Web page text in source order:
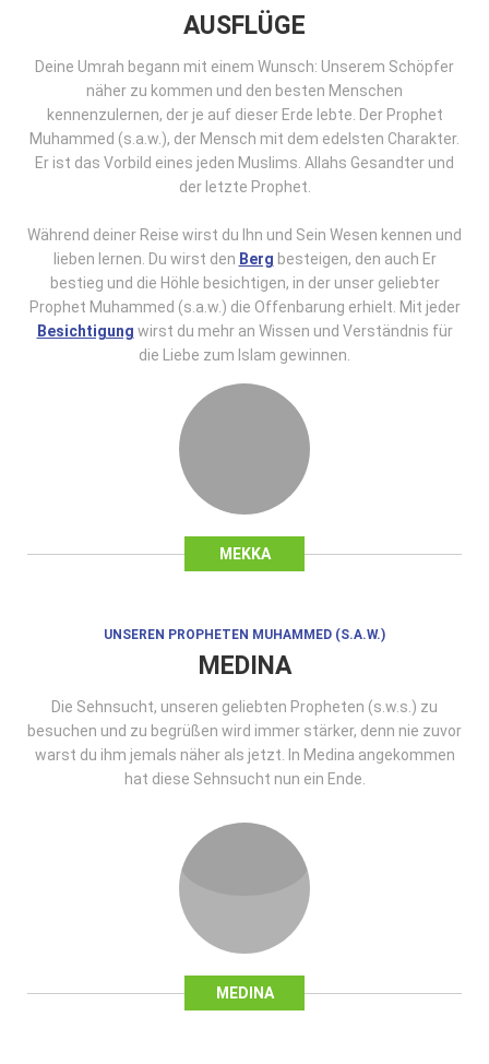
MEKKA
AUSFLÜGE
Deine Umrah begann mit einem Wunsch: Unserem Schöpfer
näher zu kommen und den besten Menschen
kennenzulernen, der je auf dieser Erde lebte. Der Prophet
Muhammed (s.a.w.), der Mensch mit dem edelsten Charakter.
Er ist das Vorbild eines jeden Muslims. Allahs Gesandter und
der letzte Prophet.
Während deiner Reise wirst du Ihn und Sein Wesen kennen und
lieben lernen. Du wirst den Berg besteigen, den auch Er
bestieg und die Höhle besichtigen, in der unser geliebter
Prophet Muhammed (s.a.w.) die Offenbarung erhielt. Mit jeder
Besichtigung wirst du mehr an Wissen und Verständnis für
die Liebe zum Islam gewinnen.
MEDINA
UNSEREN PROPHETEN MUHAMMED (S.A.W.)
MEDINA
Die Sehnsucht, unseren geliebten Propheten (s.w.s.) zu
besuchen und zu begrüßen wird immer stärker, denn nie zuvor
warst du ihm jemals näher als jetzt. In Medina angekommen
hat diese Sehnsucht nun ein Ende.